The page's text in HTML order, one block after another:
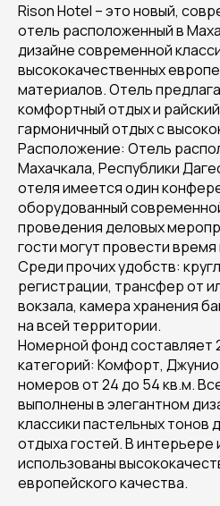
Rison Hotel – это новый,
отель расположенный в
дизайне современной
высококачественных
материалов. Отель
комфортный отдых и
гармоничный отдых с
Расположение: Отель
Махачкала, Республики
отеля имеется один
оборудованный
проведения деловых
гости могут провести
Среди прочих удобств:
регистрации, трансфер от
вокзала, камера хранения
на всей территории.
Номерной фонд составляет
категорий: Комфорт,
номеров от 24 до 54 кв.м.
выполнены в элегантном
классики пастельных тонов
отдыха гостей. В интерьере
использованы
европейского качества.